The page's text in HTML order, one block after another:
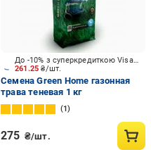
261.25₴/шт.
До -10% з суперкредиткою Visa Вигода
Семена Green Home газонная
трава теневая 1 кг
1
275 ₴/шт.